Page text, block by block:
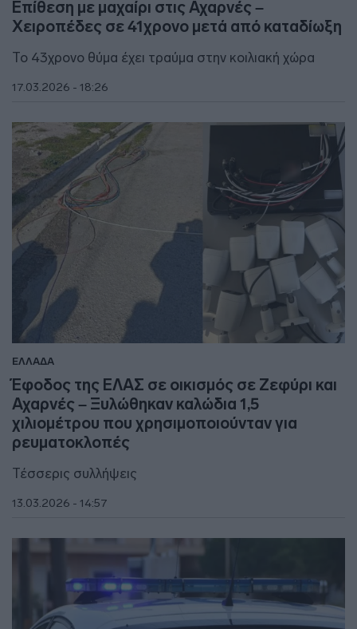
Επίθεση με μαχαίρι στις Αχαρνές –
Χειροπέδες σε 41χρονο μετά από καταδίωξη
Το 43χρονο θύμα έχει τραύμα στην κοιλιακή χώρα
17.03.2026 - 18:26
ΕΛΛΑΔΑ
Έφοδος της ΕΛΑΣ σε οικισμός σε Ζεφύρι και
Αχαρνές – Ξυλώθηκαν καλώδια 1,5
χιλιομέτρου που χρησιμοποιούνταν για
ρευματοκλοπές
Τέσσερις συλλήψεις
13.03.2026 - 14:57